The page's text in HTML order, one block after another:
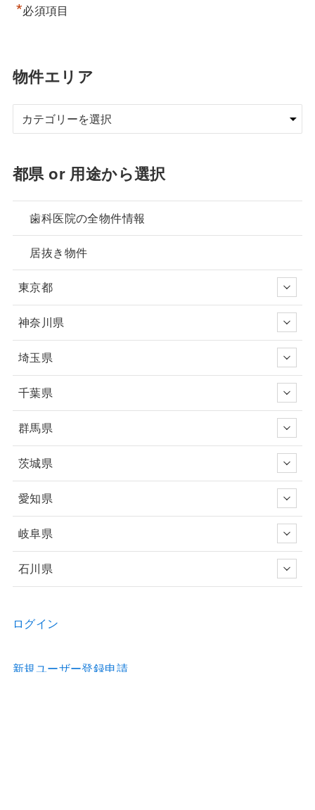
*必須項目
物件エリア
都県 or 用途から選択
歯科医院の全物件情報
居抜き物件
東京都
神奈川県
埼玉県
千葉県
群馬県
茨城県
愛知県
岐阜県
石川県
ログイン
新規ユーザー登録申請